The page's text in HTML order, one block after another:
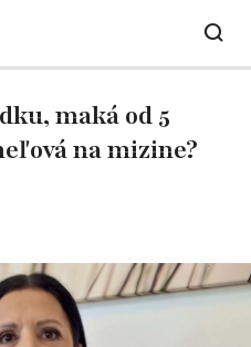
maká od 5
na mizine?